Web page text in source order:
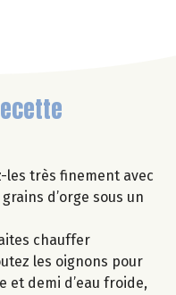
les très finement avec
d’orge sous un
chauffer
les oignons pour
et demi d’eau froide,